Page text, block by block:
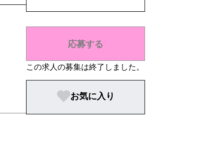
応募する
この求人の募集は終了しました。
お気に入り